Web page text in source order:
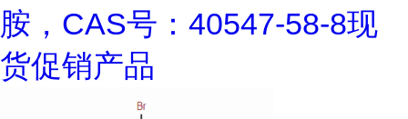
胺，CAS号：40547-58-8现
货促销产品